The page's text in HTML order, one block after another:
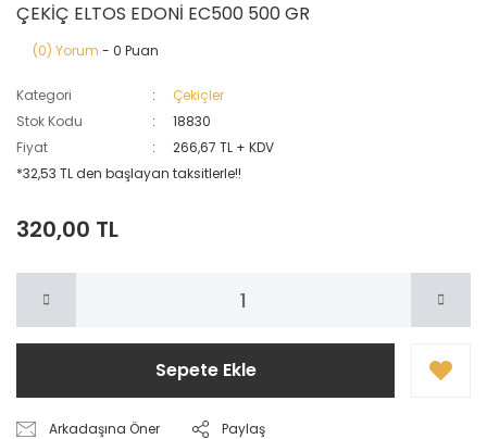
ÇEKİÇ ELTOS EDONİ EC500 500 GR
(0) Yorum - 0 Puan
Kategori
Çekiçler
Stok Kodu
18830
Fiyat
266,67 TL + KDV
*32,53 TL den başlayan taksitlerle!!
320,00 TL
Sepete Ekle
Arkadaşına Öner Paylaş